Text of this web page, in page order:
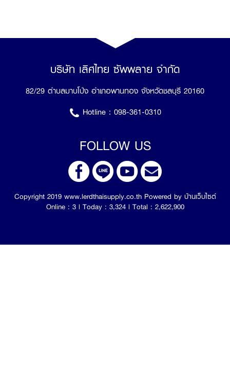
บริษัท เลิศไทย ซัพพลาย จำกัด
82/29 ตำบลมาบโป่ง อำเภอพานทอง จังหวัดชลบุรี 20160
Hotline : 098-361-0310
FOLLOW US
Copyright 2019 www.lerdthaisupply.co.th Powered by บ้านเว็บไซต์
Online : 3 l Today : 3,324 l Total : 2,622,900